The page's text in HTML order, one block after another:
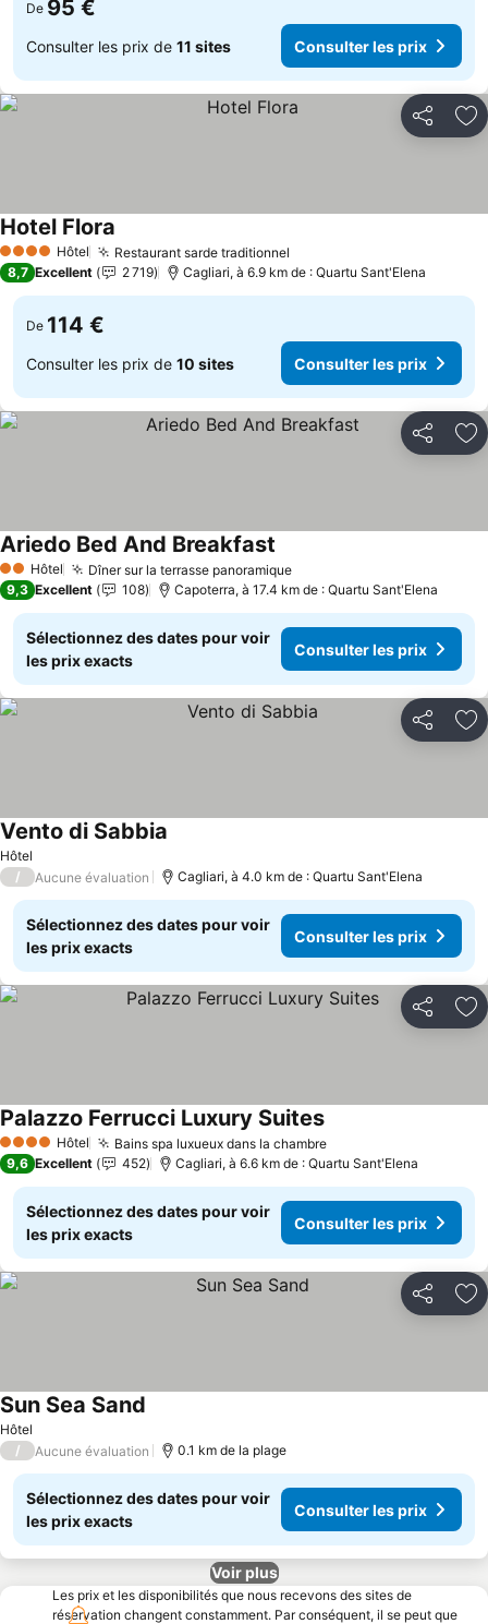
De 95 €
Consulter les prix de 11 sites Consulter les prix
Partager
4 Étoiles Hôtel Restaurant sarde traditionnel
Hotel Flora
8,7 Excellent 2 719 Cagliari, à 6.9 km de : Quartu Sant'Elena
De 114 €
Consulter les prix de 10 sites Consulter les prix
Partager
2 Étoiles
Hôtel Dîner sur la terrasse panoramique
Ariedo Bed And Breakfast
9,3 Excellent 108 Capoterra, à 17.4 km de : Quartu Sant'Elena
Sélectionnez des dates pour voir
les prix exacts
Consulter les prix
Partager
Hôtel
Vento di Sabbia
/ Aucune évaluation Cagliari, à 4.0 km de : Quartu Sant'Elena
Sélectionnez des dates pour voir
les prix exacts
Consulter les prix
Partager
4 Étoiles Hôtel Bains spa luxueux dans la chambre
Palazzo Ferrucci Luxury Suites
9,6 Excellent 452 Cagliari, à 6.6 km de : Quartu Sant'Elena
Sélectionnez des dates pour voir
les prix exacts
Consulter les prix
Partager
Hôtel
Sun Sea Sand
/ Aucune évaluation 0.1 km de la plage
Sélectionnez des dates pour voir
les prix exacts
Consulter les prix
Voir plus
Les prix et les disponibilités que nous recevons des sites de
réservation changent constamment. Par conséquent, il se peut que